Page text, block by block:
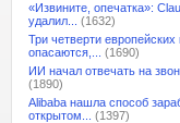
«Извините, опечатка»:
удалил...
(1632)
Три четверти
опасаются,...
(1690)
ИИ начал отвечать на
(1890)
Alibaba нашла способ
открытом...
(1397)